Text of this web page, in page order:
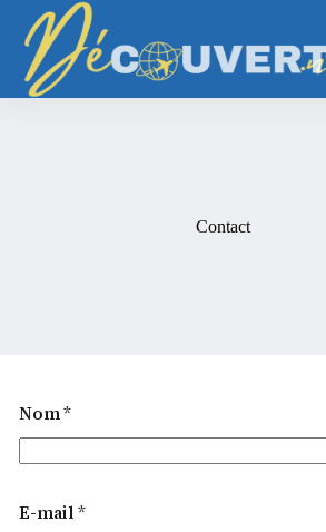
contenu
Contact
Nom*
E-mail*